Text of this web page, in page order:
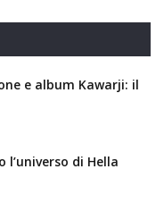
e album Kawarji: il
l’universo di Hella